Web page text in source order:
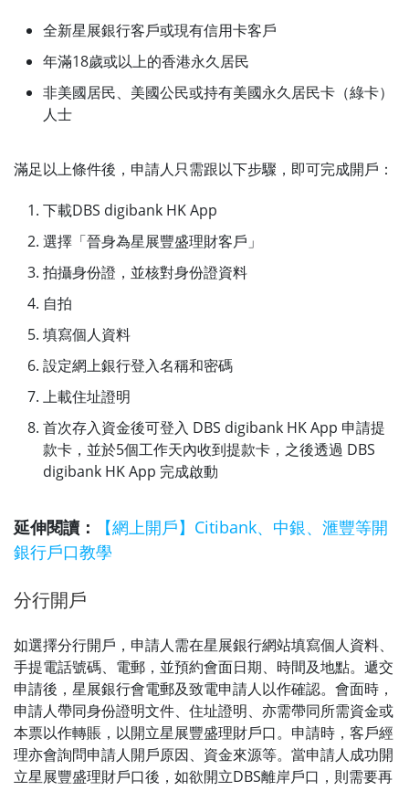
全新星展銀行客戶或現有信用卡客戶
年滿18歲或以上的香港永久居民
非美國居民、美國公民或持有美國永久居民卡（綠卡）
人士
滿足以上條件後，申請人只需跟以下步驟，即可完成開戶：
下載DBS digibank HK App
選擇「晉身為星展豐盛理財客戶」
拍攝身份證，並核對身份證資料
自拍
填寫個人資料
設定網上銀行登入名稱和密碼
上載住址證明
首次存入資金後可登入 DBS digibank HK App 申請提
款卡，並於5個工作天內收到提款卡，之後透過 DBS
digibank HK App 完成啟動
延伸閱讀：
【網上開戶】Citibank、中銀、滙豐等開
銀行戶口教學
分行開戶
如選擇分行開戶，申請人需在星展銀行網站填寫個人資料、
手提電話號碼、電郵，並預約會面日期、時間及地點。遞交
申請後，星展銀行會電郵及致電申請人以作確認。會面時，
申請人帶同身份證明文件、住址證明、亦需帶同所需資金或
本票以作轉賬，以開立星展豐盛理財戶口。申請時，客戶經
理亦會詢問申請人開戶原因、資金來源等。當申請人成功開
立星展豐盛理財戶口後，如欲開立DBS離岸戶口，則需要再